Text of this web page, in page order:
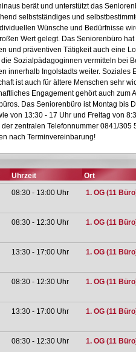
berät und unterstützt das
selbstständiges und
Wünsche und Bedürfnisse
Wert gelegt. Das Seniorenbüro
und präventiven Tätigkeit auch eine
die Sozialpädagoginnen vermitteln bei
innerhalb Ingolstadts weiter. Soziales
ist auch für ältere Menschen sehr
Engagement gehört auch zum
Das Seniorenbüro ist Montag bis
von 13:30 - 17 Uhr und Freitag von
zentralen Telefonnummer 0841/305
nach Terminvereinbarung!
Uhrzeit
Ort
08:30 - 13:00 Uhr 1. OG (11
08:30 - 12:30 Uhr 1. OG (11
13:30 - 17:00 Uhr 1. OG (11
08:30 - 12:30 Uhr 1. OG (11
13:30 - 17:00 Uhr 1. OG (11
08:30 - 12:30 Uhr 1. OG (11